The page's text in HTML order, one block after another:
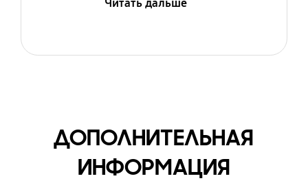
Читать дальше
ДОПОЛНИТЕЛЬНАЯ
ИНФОРМАЦИЯ